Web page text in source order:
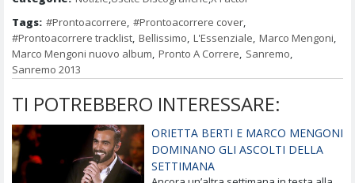
Tags: #Prontoacorrere, #Prontoacorrere cover,
#Prontoacorrere tracklist, Bellissimo, L'Essenziale, Marco Mengoni,
Marco Mengoni nuovo album, Pronto A Correre, Sanremo,
Sanremo 2013
TI POTREBBERO INTERESSARE:
ORIETTA BERTI E MARCO MENGONI
DOMINANO GLI ASCOLTI DELLA
SETTIMANA